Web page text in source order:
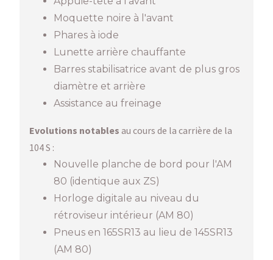
Moquette noire à l'avant
Phares à iode
Lunette arrière chauffante
Barres stabilisatrice avant de plus gros
diamètre et arrière
Assistance au freinage
Evolutions notables au cours de la carrière de la
104 S :
Nouvelle planche de bord pour l'AM
80 (identique aux ZS)
Horloge digitale au niveau du
rétroviseur intérieur (AM 80)
Pneus en 165SR13 au lieu de 145SR13
(AM 80)